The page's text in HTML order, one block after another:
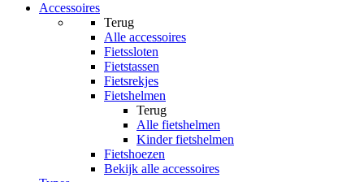
Accessoires
Terug
Alle accessoires
Fietssloten
Fietstassen
Fietsrekjes
Fietshelmen
Terug
Alle fietshelmen
Kinder fietshelmen
Fietshoezen
Bekijk alle accessoires